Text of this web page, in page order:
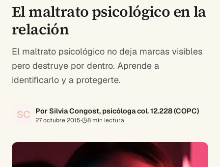
El maltrato psicológico en la
relación
El maltrato psicológico no deja marcas visibles
pero destruye por dentro. Aprende a
identificarlo y a protegerte.
SC Por Silvia Congost, psicóloga col. 12.228 (COPC)
27 octubre 2015· 8 min lectura